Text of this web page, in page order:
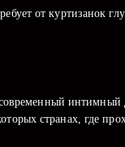
от куртизанок
интимный
странах, где